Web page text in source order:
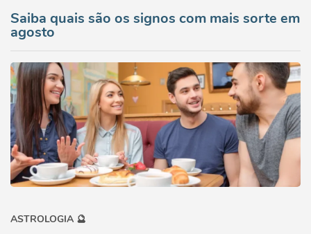
Saiba quais são os signos com mais sorte em
agosto
ASTROLOGIA 🔮